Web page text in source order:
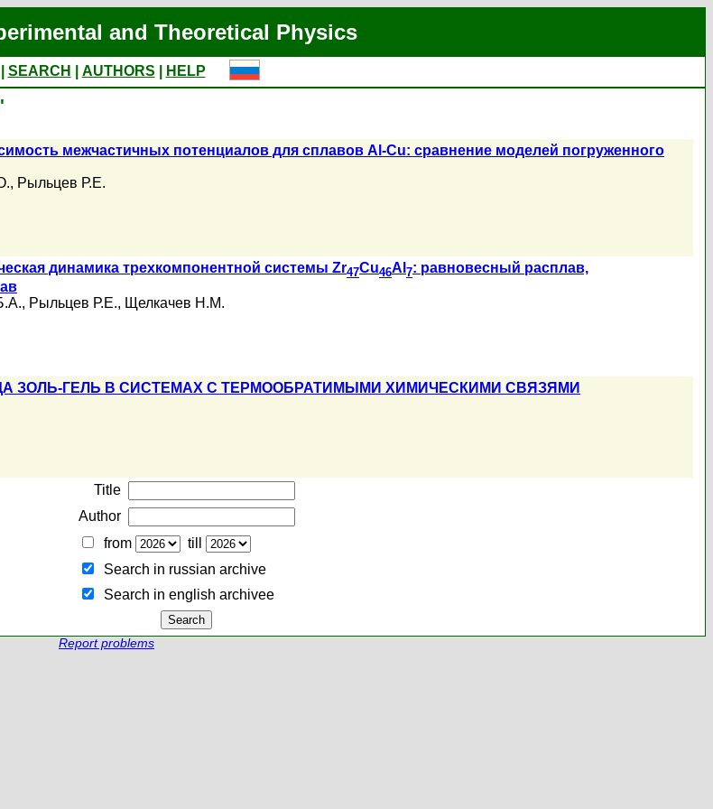
and Theoretical Physics
SEARCH AUTHORS
HELP
межчастичных потенциалов для сплавов Al-Cu: сравнение моделей погруженного
, Рыльцев Р.Е.
динамика трехкомпонентной системы Zr47Cu46Al 7: равновесный расплав,
, Рыльцев Р.Е., Щелкачев Н.М.
ЗОЛЬ-ГЕЛЬ В СИСТЕМАХ С ТЕРМООБРАТИМЫМИ ХИМИЧЕСКИМИ СВЯЗЯМИ
Title
Author
from
till
Search in russian archive
Search in english archiveе
Report problems